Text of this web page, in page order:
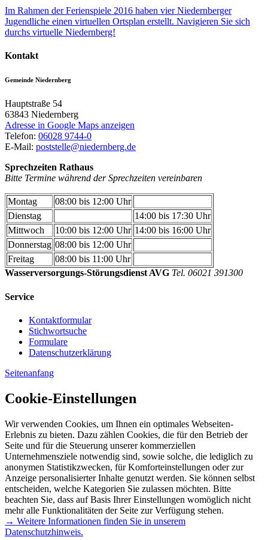
Im Rahmen der Ferienspiele 2016 haben vier Niedernberger
Jugendliche einen virtuellen Ortsplan erstellt. Navigieren Sie sich
durchs virtuelle Niedernberg!
Kontakt
Gemeinde Niedernberg
Hauptstraße 54
63843 Niedernberg
Adresse in Google Maps anzeigen
Telefon: 06028 9744-0
E-Mail: poststelle@niedernberg.de
Sprechzeiten Rathaus
Bitte Termine während der Sprechzeiten vereinbaren
Montag
08:00 bis 12:00 Uhr
Dienstag
14:00 bis 17:30 Uhr
Mittwoch
10:00 bis 12:00 Uhr 14:00 bis 16:00 Uhr
Donnerstag 08:00 bis 12:00 Uhr
Freitag
08:00 bis 11:00 Uhr
Wasserversorgungs-Störungsdienst AVG Tel. 06021 391300
Service
Kontaktformular
Stichwortsuche
Formulare
Datenschutzerklärung
Seitenanfang
Cookie-Einstellungen
Wir verwenden Cookies, um Ihnen ein optimales Webseiten-
Erlebnis zu bieten. Dazu zählen Cookies, die für den Betrieb der
Seite und für die Steuerung unserer kommerziellen
Unternehmensziele notwendig sind, sowie solche, die lediglich zu
anonymen Statistikzwecken, für Komforteinstellungen oder zur
Anzeige personalisierter Inhalte genutzt werden. Sie können selbst
entscheiden, welche Kategorien Sie zulassen möchten. Bitte
beachten Sie, dass auf Basis Ihrer Einstellungen womöglich nicht
mehr alle Funktionalitäten der Seite zur Verfügung stehen.
→ Weitere Informationen finden Sie in unserem
Datenschutzhinweis.